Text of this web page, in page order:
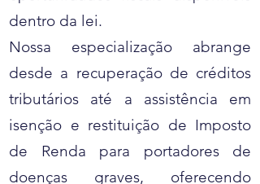
dentro da lei.
Nossa especialização abrange
desde a recuperação de créditos
tributários até a assistência em
isenção e restituição de Imposto
de Renda para portadores de
doenças graves, oferecendo